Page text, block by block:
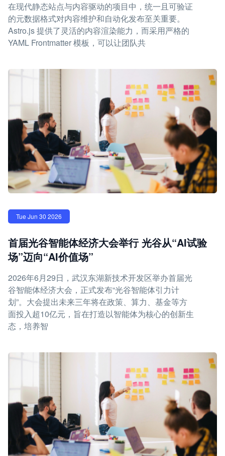
在现代静态站点与内容驱动的项目中，统一且可验证
的元数据格式对内容维护和自动化发布至关重要。
Astro.js 提供了灵活的内容渲染能力，而采用严格的
YAML Frontmatter 模板，可以让团队共
Tue Jun 30 2026
首届光谷智能体经济大会举行 光谷从“AI试验
场”迈向“AI价值场”
2026年6月29日，武汉东湖新技术开发区举办首届光
谷智能体经济大会，正式发布“光谷智能体引力计
划”。大会提出未来三年将在政策、算力、基金等方
面投入超10亿元，旨在打造以智能体为核心的创新生
态，培养智